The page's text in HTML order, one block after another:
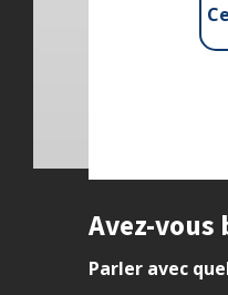
Site footer
Avez-vous
Parler avec